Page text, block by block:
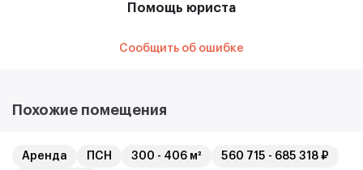
Помощь юриста
Сообщить об ошибке
Похожие помещения
Аренда ПСН 300 - 406 м²
560 715 - 685 318 ₽